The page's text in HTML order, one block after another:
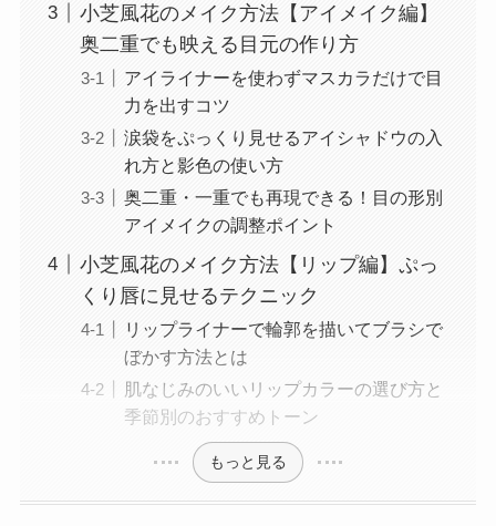
小芝風花のメイク方法【アイメイク編】
奥二重でも映える目元の作り方
アイライナーを使わずマスカラだけで目
力を出すコツ
涙袋をぷっくり見せるアイシャドウの入
れ方と影色の使い方
奥二重・一重でも再現できる！目の形別
アイメイクの調整ポイント
小芝風花のメイク方法【リップ編】ぷっ
くり唇に見せるテクニック
リップライナーで輪郭を描いてブラシで
ぼかす方法とは
肌なじみのいいリップカラーの選び方と
季節別のおすすめトーン
もっと見る